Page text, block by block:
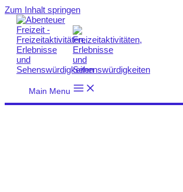
Zum Inhalt springen
Main Menu